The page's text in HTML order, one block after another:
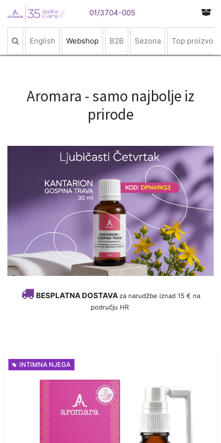
01/3704-005
English Webshop B2B Sezona Top proizvodi
Aromara - samo najbolje iz
prirode
BESPLATNA DOSTAVA za narudžbe iznad 15 € na
području HR
INTIMNA NJEGA